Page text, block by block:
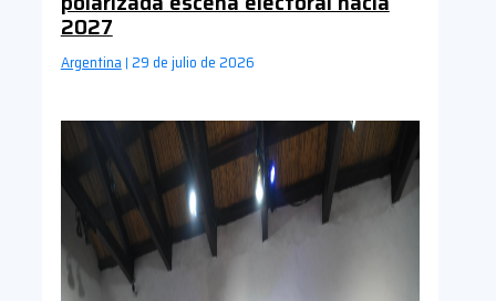
2027
Argentina | 29 de julio de 2026